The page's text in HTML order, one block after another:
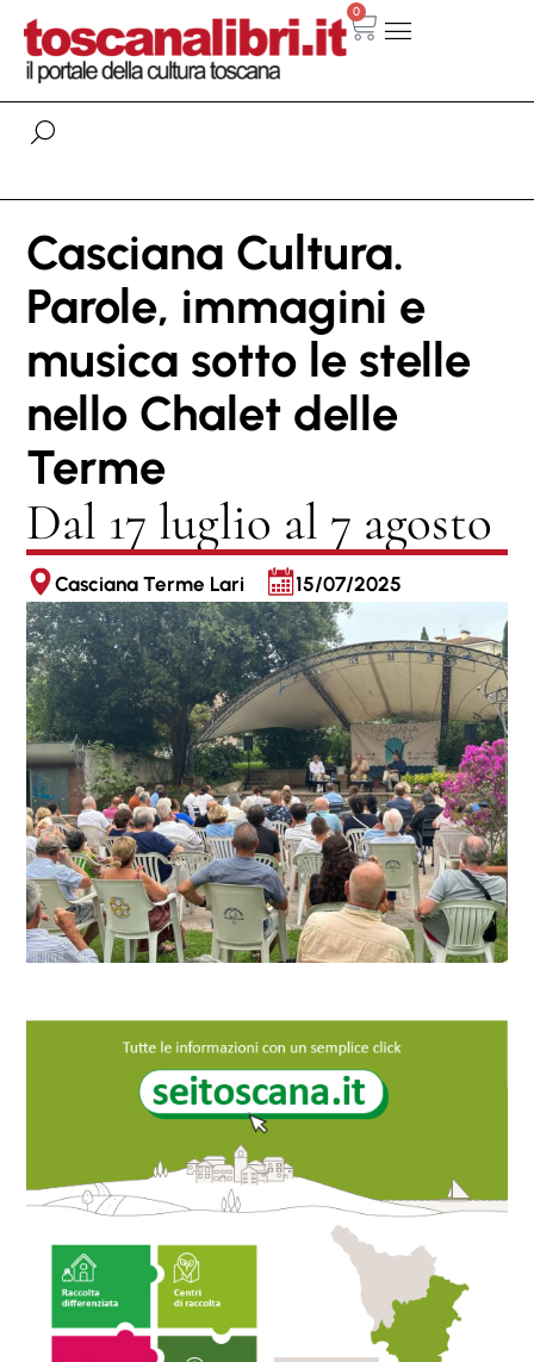
0
Casciana Cultura.
Parole, immagini e
musica sotto le stelle
nello Chalet delle
Terme
Dal 17 luglio al 7 agosto
Casciana Terme Lari 15/07/2025